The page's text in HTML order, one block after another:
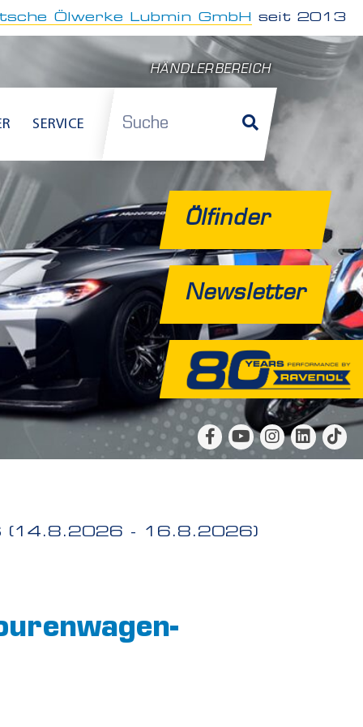
Ölwerke Lubmin GmbH seit 2013
HÄNDLERBEREICH
SERVICE Suche
Ölfinder
Newsletter
(14.8.2026 - 16.8.2026)